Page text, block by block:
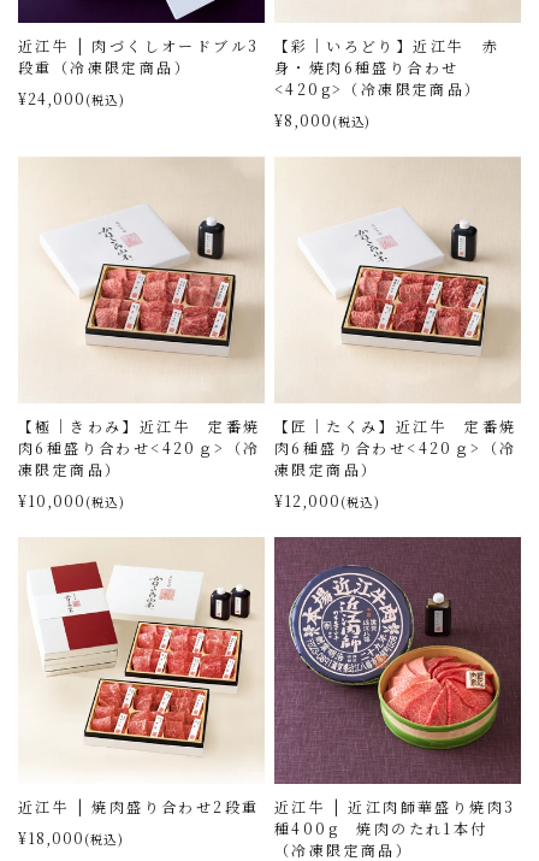
近江牛 | 肉づくしオードブル3
段重（冷凍限定商品）
¥24,000 (税込)
【彩｜いろどり】近江牛 赤
身・焼肉6種盛り合わせ
<420g>（冷凍限定商品）
¥8,000 (税込)
【極｜きわみ】近江牛 定番焼
肉6種盛り合わせ<420ｇ>（冷
凍限定商品）
¥10,000 (税込)
【匠｜たくみ】近江牛 定番焼
肉6種盛り合わせ<420ｇ>（冷
凍限定商品）
¥12,000 (税込)
近江牛 | 焼肉盛り合わせ2段重
¥18,000 (税込)
近江牛 | 近江肉師華盛り焼肉3
種400g 焼肉のたれ1本付
（冷凍限定商品）